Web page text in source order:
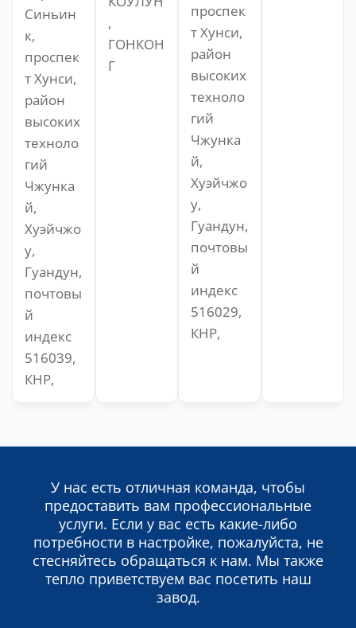
Синьин
к,
проспек
т Хунси,
район
высоких
техноло
гий
Чжунка
й,
Хуэйчжо
у,
Гуандун,
почтовы
й
индекс
516039,
КНР,
,
ГОНКОН
Г
проспек
т Хунси,
район
высоких
техноло
гий
Чжунка
й,
Хуэйчжо
у,
Гуандун,
почтовы
й
индекс
516029,
КНР,
У нас есть отличная команда, чтобы
предоставить вам профессиональные
услуги. Если у вас есть какие-либо
потребности в настройке, пожалуйста, не
стесняйтесь обращаться к нам. Мы также
тепло приветствуем вас посетить наш
завод.